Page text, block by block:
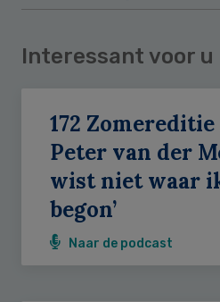
Interessant voor u
172
Peter van der
wist niet waar
begon’
Naar de podcast